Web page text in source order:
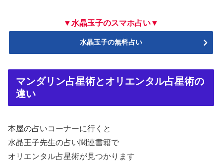
▼水晶玉子のスマホ占い▼
水晶玉子の無料占い
マンダリン占星術とオリエンタル占星術の
違い
本屋の占いコーナーに行くと
水晶王子先生の占い関連書籍で
オリエンタル占星術が見つかります